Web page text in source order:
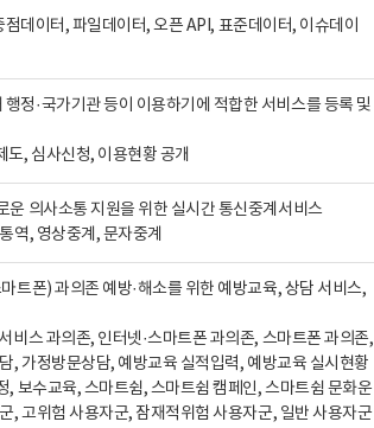
데이터, 파일데이터, 오픈 API, 표준데이터, 이슈데이
정·국가기관 등이 이용하기에 적합한 서비스를 등록 및
, 심사신청, 이용현황 공개
의사소통 지원을 위한 실시간 통신중계서비스
역, 영상중계, 문자중계
트폰) 과의존 예방·해소를 위한 예방교육, 상담 서비스,
비스 과의존, 인터넷·스마트폰 과의존, 스마트폰 과의존,
, 가정방문상담, 예방교육 실적입력, 예방교육 실시현황
, 보수교육, 스마트쉼, 스마트쉼 캠페인, 스마트쉼 문화운
, 고위험 사용자군, 잠재적위험 사용자군, 일반 사용자군